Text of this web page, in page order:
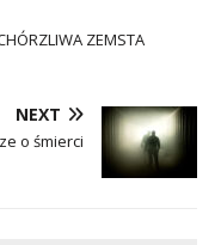
ZEMSTA
NEXT
o śmierci